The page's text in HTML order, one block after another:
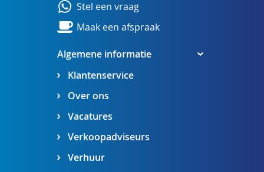
Algemene informatie
Klantenservice
Over ons
Vacatures
Verkoopadviseurs
Verhuur
Stel een vraag
Maak een afspraak